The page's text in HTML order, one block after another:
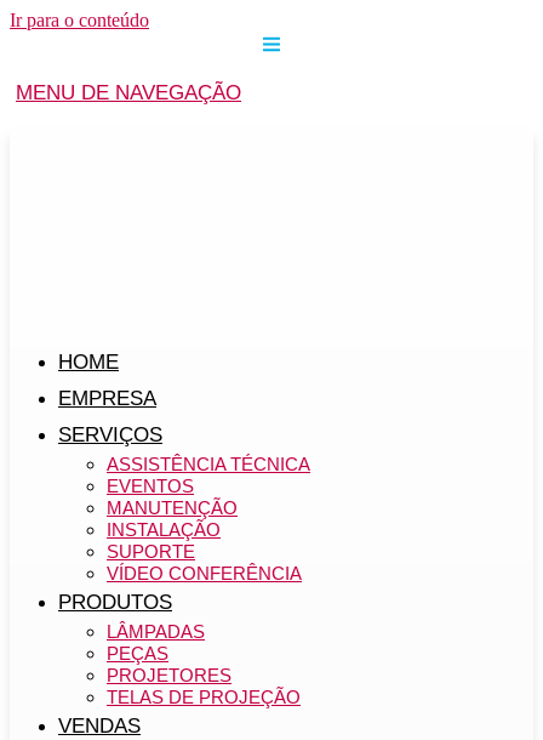
Ir para o conteúdo
MENU DE NAVEGAÇÃO
HOME
EMPRESA
SERVIÇOS
ASSISTÊNCIA TÉCNICA
EVENTOS
MANUTENÇÃO
INSTALAÇÃO
SUPORTE
VÍDEO CONFERÊNCIA
PRODUTOS
LÂMPADAS
PEÇAS
PROJETORES
TELAS DE PROJEÇÃO
VENDAS